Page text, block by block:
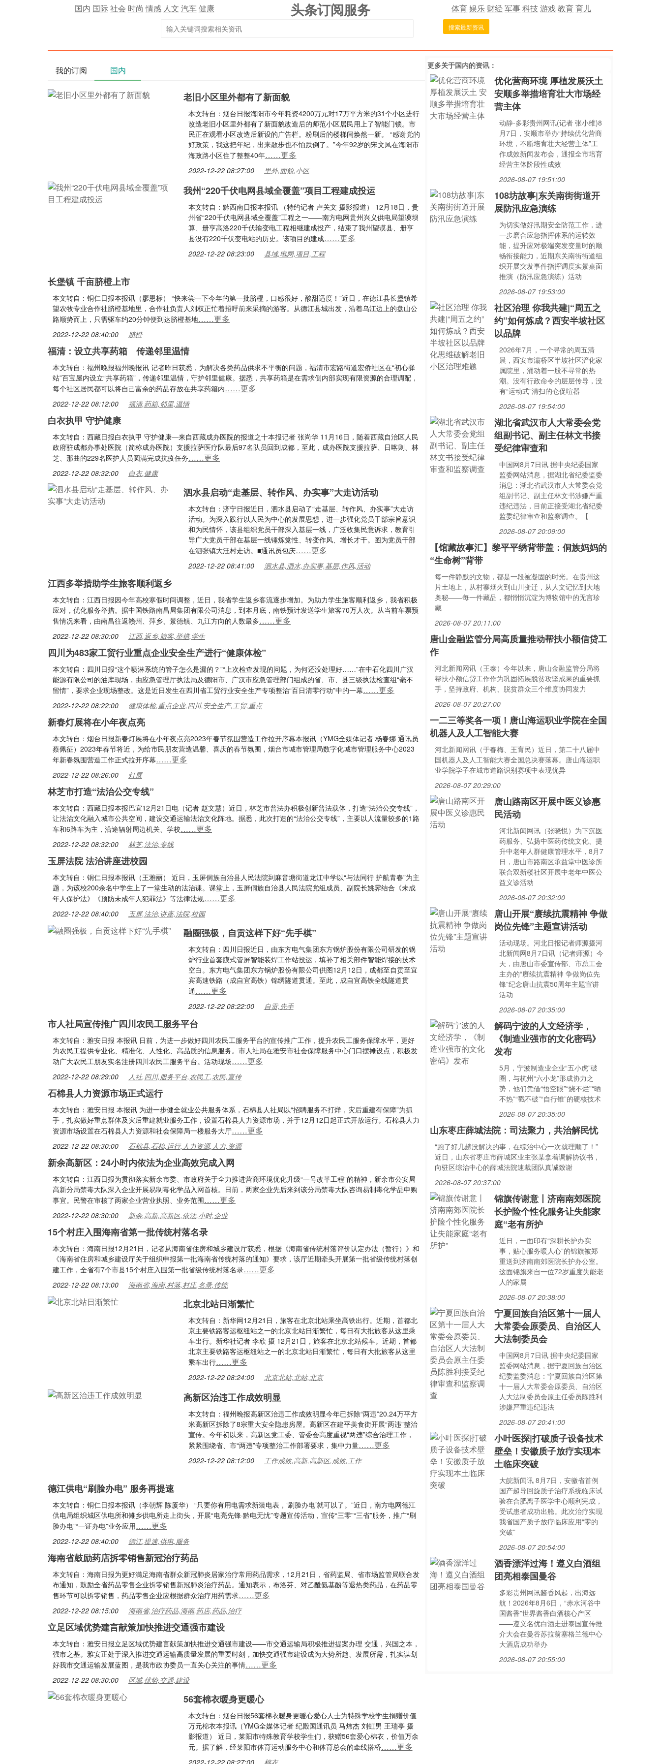
国内 国际社会 时尚 情感 人文 汽车健康 头条订阅服务 体育娱乐 财经军事科技游戏教育育儿
搜索最新资讯
我的订阅 国内
老旧小区里外都有了新面貌
本文转自：烟台日报海阳市今年耗资4200万元对17万平方米的31个小区进行
改造老旧小区里外都有了新面貌改造后的师范小区居民用上了智能门锁。市
民正在观看小区改造后新设的广告栏。粉刷后的楼梯间焕然一新。 “感谢党的
好政策，我这把年纪，出来散步也不怕跌倒了。”今年92岁的宋文凤在海阳市
海政路小区住了整整40年……更多
2022-12-22 08:27:00 里外,面貌,小区
我州“220千伏电网县域全覆盖”项目工程建成投运
本文转自：黔西南日报本报讯 （特约记者 卢关文 摄影报道） 12月18日，贵
州省“220千伏电网县域全覆盖”工程之一——南方电网贵州兴义供电局望谟坝
算、册亨高洛220千伏输变电工程相继建成投产，结束了我州望谟县、册亨
县没有220千伏变电站的历史。该项目的建成……更多
2022-12-22 08:23:00 县域,电网,项目,工程
长堡镇 千亩脐橙上市
本文转自：铜仁日报本报讯（廖恩标） “快来尝一下今年的第一批脐橙，口感很好，酸甜适度！”近日，在德江县长堡镇希
望农牧专业合作社脐橙基地里，合作社负责人刘权正忙着招呼前来采摘的游客。从德江县城出发，沿着乌江边上的盘山公
路顺势而上，只需驱车约20分钟便到达脐橙基地……更多
2022-12-22 08:40:00 脐橙
福清：设立共享药箱 传递邻里温情
本文转自：福州晚报福州晚报讯 记者昨日获悉，为解决各类药品供求不平衡的问题，福清市宏路街道宏侨社区在“初心驿
站”百宝屋内设立“共享药箱”，传递邻里温情，守护邻里健康。据悉，共享药箱是在需求侧内部实现有限资源的合理调配，
每个社区居民都可以将自己富余的药品存放在共享药箱内……更多
2022-12-22 08:12:00 福清,药箱,邻里,温情
白衣执甲 守护健康
本文转自：西藏日报白衣执甲 守护健康—来自西藏成办医院的报道之十本报记者 张尚华 11月16日，随着西藏自治区人民
政府驻成都办事处医院（简称成办医院）支援拉萨医疗队最后97名队员回到成都，至此，成办医院支援拉萨、日喀则、林
芝、那曲的229名医护人员圆满完成抗疫任务……更多
2022-12-22 08:32:00 白衣,健康
泗水县启动“走基层、转作风、办实事”大走访活动
本文转自：济宁日报近日，泗水县启动了“走基层、转作风、办实事”大走访
活动。为深入践行以人民为中心的发展思想，进一步强化党员干部宗旨意识
和为民情怀，该县组织党员干部深入基层一线，广泛收集民意诉求，教育引
导广大党员干部在基层一线锤炼党性、转变作风、增长才干。图为党员干部
在泗张镇大汪村走访。■通讯员包庆……更多
2022-12-22 08:41:00 泗水县,泗水,办实事,基层,作风,活动
江西多举措助学生旅客顺利返乡
本文转自：江西日报因今年高校寒假时间调整，近日，我省学生返乡客流逐步增加。为助力学生旅客顺利返乡，我省积极
应对，优化服务举措。据中国铁路南昌局集团有限公司消息，到本月底，南铁预计发送学生旅客70万人次。从当前车票预
售情况来看，由南昌往返赣州、萍乡、景德镇、九江方向的人数最多……更多
2022-12-22 08:30:00 江西,返乡,旅客,举措,学生
四川为483家工贸行业重点企业安全生产进行“健康体检”
本文转自：四川日报“这个喷淋系统的管子怎么是漏的？”“上次检查发现的问题，为何还没处理好……”在中石化四川广汉
能源有限公司的油库现场，由应急管理厅执法局及德阳市、广汉市应急管理部门组成的省、市、县三级执法检查组“毫不
留情”，要求企业现场整改。这是近日发生在四川省工贸行业安全生产专项整治“百日清零行动”中的一幕……更多
2022-12-22 08:22:00 健康体检,重点企业,四川,安全生产,工贸,重点
新春灯展将在小年夜点亮
本文转自：烟台日报新春灯展将在小年夜点亮2023年春节氛围营造工作拉开序幕本报讯（YMG全媒体记者 杨春娜 通讯员
蔡佩征）2023年春节将近，为给市民朋友营造温馨、喜庆的春节氛围，烟台市城市管理局数字化城市管理服务中心2023
年新春氛围营造工作正式拉开序幕……更多
2022-12-22 08:26:00 灯展
林芝市打造“法治公交专线”
本文转自：西藏日报本报巴宜12月21日电（记者 赵文慧）近日，林芝市普法办积极创新普法载体，打造“法治公交专线”，
让法治文化融入城市公共空间，建设交通运输法治文化阵地。据悉，此次打造的“法治公交专线”，主要以人流量较多的1路
车和6路车为主，沿途辐射周边机关、学校……更多
2022-12-22 08:32:00 林芝,法治,专线
玉屏法院 法治讲座进校园
本文转自：铜仁日报本报讯（王雅丽） 近日，玉屏侗族自治县人民法院到麻音塘街道龙江中学以“与法同行 护航青春”为主
题，为该校200余名中学生上了一堂生动的法治课。课堂上，玉屏侗族自治县人民法院党组成员、副院长姚霁结合《未成
年人保护法》《预防未成年人犯罪法》等法律法规……更多
2022-12-22 08:40:00 玉屏,法治,讲座,法院,校园
融圈强极，自贡这样下好“先手棋”
本文转自：四川日报近日，由东方电气集团东方锅炉股份有限公司研发的锅
炉行业首套膜式管屏智能装焊工作站投运，填补了相关部件智能焊接的技术
空白。东方电气集团东方锅炉股份有限公司供图12月12日，成都至自贡至宜
宾高速铁路（成自宜高铁）锦绣隧道贯通。至此，成自宜高铁全线隧道贯
通……更多
2022-12-22 08:22:00 自贡,先手
市人社局宣传推广四川农民工服务平台
本文转自：雅安日报 本报讯 日前，为进一步做好四川农民工服务平台的宣传推广工作，提升农民工服务保障水平，更好
为农民工提供专业化、精准化、人性化、高品质的信息服务。市人社局在雅安市社会保障服务中心门口摆摊设点，积极发
动广大农民工朋友实名注册四川农民工服务平台。活动现场……更多
2022-12-22 08:29:00 人社,四川,服务平台,农民工,农民,宣传
石棉县人力资源市场正式运行
本文转自：雅安日报 本报讯 为进一步健全就业公共服务体系，石棉县人社局以“招聘服务不打烊，灾后重建有保障”为抓
手，扎实做好重点群体及灾后重建就业服务工作，设置石棉县人力资源市场，并于12月12日起正式开放运行。石棉县人力
资源市场设置在石棉县人力资源和社会保障局一楼服务大厅……更多
2022-12-22 08:30:00 石棉县,石棉,运行,人力资源,人力,资源
新余高新区：24小时内依法为企业高效完成入网
本文转自：江西日报为贯彻落实新余市委、市政府关于全力推进营商环境优化升级“一号改革工程”的精神，新余市公安局
高新分局禁毒大队深入企业开展易制毒化学品入网首核。日前，两家企业先后来到该分局禁毒大队咨询易制毒化学品申购
事宜。民警在审核了两家企业营业执照、业务范围……更多
2022-12-22 08:30:00 新余,高新,高新区,依法,小时,企业
15个村庄入围海南省第一批传统村落名录
本文转自：海南日报12月21日，记者从海南省住房和城乡建设厅获悉，根据《海南省传统村落评价认定办法（暂行）》和
《海南省住房和城乡建设厅关于组织申报第一批海南省传统村落的通知》要求，该厅近期牵头开展第一批省级传统村落创
建工作，全省有7个市县15个村庄入围第一批省级传统村落名录……更多
2022-12-22 08:13:00 海南省,海南,村落,村庄,名录,传统
北京北站日渐繁忙
本文转自：新华网12月21日，旅客在北京北站乘坐高铁出行。近期，首都北
京主要铁路客运枢纽站之一的北京北站日渐繁忙，每日有大批旅客从这里乘
车出行。新华社记者 李欣 摄 12月21日，旅客在北京北站候车。近期，首都
北京主要铁路客运枢纽站之一的北京北站日渐繁忙，每日有大批旅客从这里
乘车出行……更多
2022-12-22 08:24:00 北京北站,北站,北京
高新区治违工作成效明显
本文转自：福州晚报高新区治违工作成效明显今年已拆除“两违”20.24万平方
米高新区拆除了8宗重大安全隐患房屋。高新区在建平美食街开展“两违”整治
宣传。今年初以来，高新区党工委、管委会高度重视“两违”综合治理工作，
紧紧围绕省、市“两违”专项整治工作部署要求，集中力量……更多
2022-12-22 08:12:00 工作成效,高新,高新区,成效,工作
德江供电“刷脸办电” 服务再提速
本文转自：铜仁日报本报讯（李朝辉 陈厦华） “只要你有用电需求新装电表，‘刷脸办电’就可以了。”近日，南方电网德江
供电局组织城区供电所和傩乡供电所走上街头，开展“电亮先锋·黔电无忧”专题宣传活动，宣传“三零”“三省”服务，推广“刷
脸办电”“一证办电”业务应用……更多
2022-12-22 08:40:00 德江,提速,供电,服务
海南省鼓励药店拆零销售新冠治疗药品
本文转自：海南日报为更好满足海南省群众新冠肺炎居家治疗常用药品需求，12月21日，省药监局、省市场监管局联合发
布通知，鼓励全省药品零售企业拆零销售新冠肺炎治疗药品。通知表示，布洛芬、对乙酰氨基酚等退热类药品，在药品零
售环节可以拆零销售，药品零售企业应根据群众治疗用药需求……更多
2022-12-22 08:15:00 海南省,治疗药品,海南,药店,药品,治疗
立足区域优势建言献策加快推进交通强市建设
本文转自：雅安日报立足区域优势建言献策加快推进交通强市建设——市交通运输局积极推进提案办理 交通，兴国之本，
强市之基。雅安正处于深入推进交通运输高质量发展的重要时刻，加快交通强市建设成为大势所趋、发展所需，扎实谋划
好我市交通运输发展蓝图，是我市政协委员一直关心关注的事情……更多
2022-12-22 08:30:00 区域,优势,交通,建设
56套棉衣暖身更暖心
本文转自：烟台日报56套棉衣暖身更暖心爱心人士为特殊学校学生捐赠价值
万元棉衣本报讯（YMG全媒体记者 纪殿国通讯员 马炜杰 刘虹男 王瑞亭 摄
影报道） 近日，莱阳市特殊教育学校学生们，获赠56套爱心棉衣，价值万余
元。据了解，经莱阳市体育运动服务中心和体育总会的牵线搭桥……更多
2022-12-22 08:27:00 棉衣
更多关于国内的资讯：
优化营商环境 厚植发展沃土
安顺多举措培育壮大市场经
营主体
动静-多彩贵州网讯(记者 张小维)8
月7日，安顺市举办“持续优化营商
环境，不断培育壮大经营主体”工
作成效新闻发布会，通报全市培育
经营主体阶段性成效
2026-08-07 19:51:00
108坊故事|东关南街街道开
展防汛应急演练
为切实做好汛期安全防范工作，进
一步磨合应急指挥体系的运转效
能，提升应对极端突发变量时的顺
畅衔接能力，近期东关南街街道组
织开展突发事件指挥调度实景桌面
推演（防汛应急演练）活动
2026-08-07 19:53:00
社区治理 你我共建|“周五之
约”如何炼成？西安半坡社区
以品牌
2026年7月，一个寻常的周五清
晨，西安市灞桥区半坡社区浐化家
属院里，涌动着一股不寻常的热
潮。没有行政命令的层层传导，没
有“运动式”清扫的仓促喧嚣
2026-08-07 19:54:00
湖北省武汉市人大常委会党
组副书记、副主任林文书接
受纪律审查和
中国网8月7日讯 据中央纪委国家
监委网站消息，据湖北省纪委监委
消息：湖北省武汉市人大常委会党
组副书记、副主任林文书涉嫌严重
违纪违法，目前正接受湖北省纪委
监委纪律审查和监察调查。【
2026-08-07 20:09:00
【馆藏故事汇】黎平平绣背带盖：侗族妈妈的
“生命树”背带
每一件静默的文物，都是一段被凝固的时光。在贵州这
片土地上，从村寨烟火到山川变迁，从人文记忆到大地
奥秘——每一件藏品，都悄悄沉淀为博物馆中的无言珍
藏
2026-08-07 20:11:00
唐山金融监管分局高质量推动帮扶小额信贷工
作
河北新闻网讯（王泰）今年以来，唐山金融监管分局将
帮扶小额信贷工作作为巩固拓展脱贫攻坚成果的重要抓
手，坚持政府、机构、脱贫群众三个维度协同发力
2026-08-07 20:27:00
一二三等奖各一项！唐山海运职业学院在全国
机器人及人工智能大赛
河北新闻网讯（于春梅、王育民）近日，第二十八届中
国机器人及人工智能大赛全国总决赛落幕。唐山海运职
业学院学子在城市道路识别赛项中表现优异
2026-08-07 20:29:00
唐山路南区开展中医义诊惠
民活动
河北新闻网讯（张晓悦）为下沉医
药服务、弘扬中医药传统文化、提
升中老年人群健康管理水平，8月7
日，唐山市路南区承益堂中医诊所
联合双新楼社区开展中老年中医公
益义诊活动
2026-08-07 20:32:00
唐山开展“赓续抗震精神 争做
岗位先锋”主题宣讲活动
活动现场。河北日报记者师源摄河
北新闻网8月7日讯（记者师源）今
天，由唐山市委宣传部、市总工会
主办的“赓续抗震精神 争做岗位先
锋”纪念唐山抗震50周年主题宣讲
活动
2026-08-07 20:35:00
解码宁波的人文经济学，
《制造业强市的文化密码》
发布
5月，宁波制造业企业“五小虎”破
圈，与杭州“六小龙”形成协力之
势，他们凭借“悟空眼”“烧不烂”“晒
不热”“戳不破”“自行锥”的硬核技术
2026-08-07 20:35:00
山东枣庄薛城法院：司法聚力，共治解民忧
“跑了好几趟没解决的事，在综治中心一次就理顺了！”
近日，山东省枣庄市薛城区业主张某拿着调解协议书，
向驻区综治中心的薛城法院速裁团队真诚致谢
2026-08-07 20:37:00
锦旗传谢意丨济南南郊医院
长护险个性化服务让失能家
庭“老有所护
近日，一面印有“深耕长护办实
事，贴心服务暖人心”的锦旗被郑
重送到济南南郊医院长护办公室。
这面锦旗来自一位72岁重度失能老
人的家属
2026-08-07 20:38:00
宁夏回族自治区第十一届人
大常委会原委员、自治区人
大法制委员会
中国网8月7日讯 据中央纪委国家
监委网站消息，据宁夏回族自治区
纪委监委消息：宁夏回族自治区第
十一届人大常委会原委员、自治区
人大法制委员会原主任委员陈胜利
涉嫌严重违纪违法
2026-08-07 20:41:00
小叶医探|打破质子设备技术
壁垒！安徽质子放疗实现本
土临床突破
大皖新闻讯 8月7日，安徽省首例
国产超导回旋质子治疗系统临床试
验在合肥离子医学中心顺利完成，
受试患者成功出舱。此次治疗实现
我省国产质子放疗临床应用“零的
突破”
2026-08-07 20:54:00
酒香漂洋过海！遵义白酒组
团亮相泰国曼谷
多彩贵州网讯酱香风起，出海远
航！2026年8月6日，“赤水河谷中
国酱香”世界酱香白酒核心产区
——遵义名优白酒走进泰国宣传推
介大会在曼谷苏拉翁塞格兰德中心
大酒店成功举办
2026-08-07 20:55:00